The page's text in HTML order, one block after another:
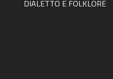
DIALETTO E FOLKLORE